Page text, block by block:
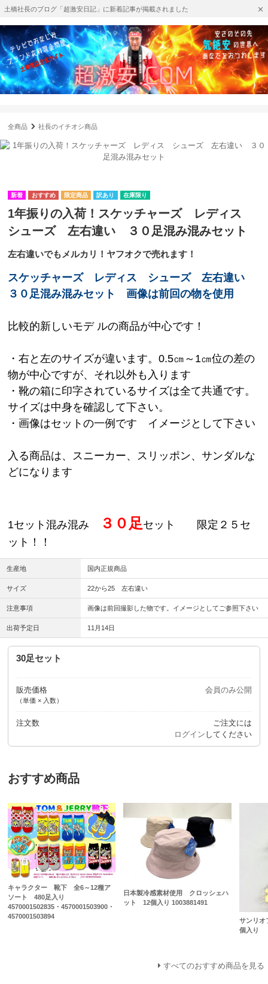
土橋社長のブログ「超激安日記」に新着記事が掲載されました
全商品 社長のイチオシ商品
訳あり 在庫限り
1年振りの入荷！スケッチャーズ レディス
シューズ 左右違い ３０足混み混みセット
左右違いでもメルカリ！ヤフオクで売れます！
スケッチャーズ レディス シューズ 左右違い
３０足混み混みセット 画像は前回の物を使用
比較的新しいモデ ルの商品が中心です！
・右と左のサイズが違います。0.5㎝～1㎝位の差の
物が中心ですが、それ以外も入ります
・靴の箱に印字されているサイズは全て共通です。
サイズは中身を確認して下さい。
・画像はセットの一例です イメージとして下さい
入る商品は、スニーカー、スリッポン、サンダルな
どになります
1セット混み混み ３０足セット 限定２５セ
ット！！
生産地 国内正規商品
サイズ 22から25 左右違い
注意事項 画像は前回撮影した物です。イメージとしてご参照下さい
出荷予定日 11月14日
30足セット
販売価格
（単価 × 入数）
会員のみ公開
注文数
ご注文には
ログイン してください
おすすめ商品
キャラクター 靴下 全6～12種ア
ソート 480足入り
4570001502835・4570001503900・
4570001503894
日本製冷感素材使用 クロッシェハ
ット 12個入り 1003881491
サンリ
個入り
すべてのおすすめ商品を見る